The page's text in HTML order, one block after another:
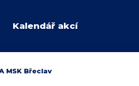
Kalendář akcí
MSK Břeclav